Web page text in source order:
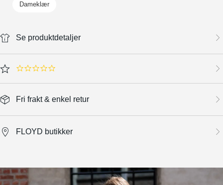
Dameklær
Se produktdetaljer
0.0 star rating
Fri frakt & enkel retur
FLOYD butikker